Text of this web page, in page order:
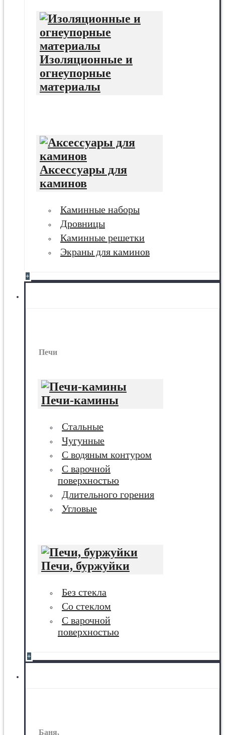
Изоляционные и
огнеупорные
материалы
Аксессуары для
каминов
Каминные наборы
Дровницы
Каминные решетки
Экраны для каминов
+
Печи
Печи-камины
Стальные
Чугунные
С водяным контуром
С варочной
поверхностью
Длительного горения
Угловые
Печи, буржуйки
Без стекла
Со стеклом
С варочной
поверхностью
+
Баня,